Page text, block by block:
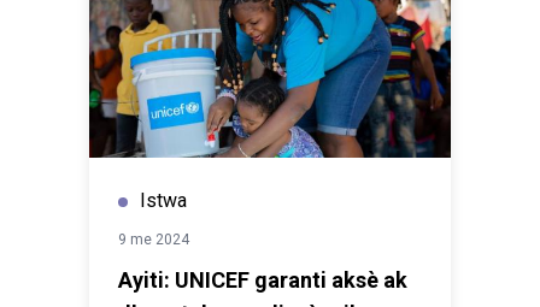
Istwa
9 me 2024
Ayiti: UNICEF garanti aksè ak